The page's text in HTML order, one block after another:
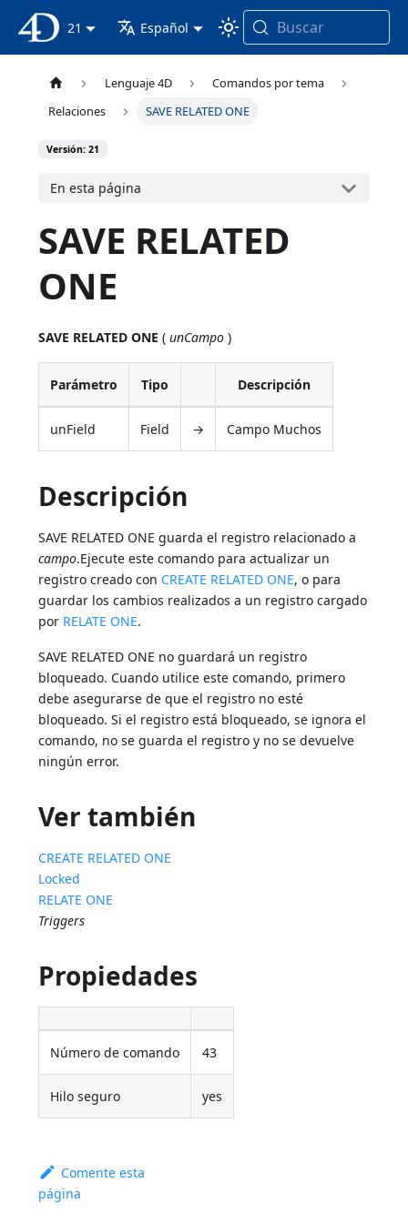
Documentación 4D
21 Español Buscar
Lenguaje 4D
Comandos por tema
Relaciones
SAVE RELATED ONE
Versión: 21
En esta página
SAVE RELATED
ONE
SAVE RELATED ONE (unCampo )
Parámetro Tipo Descripción
unField Field → Campo Muchos
Descripción
SAVE RELATED ONE guarda el registro relacionado a
campo.Ejecute este comando para actualizar un
registro creado con CREATE RELATED ONE, o para
guardar los cambios realizados a un registro cargado
por RELATE ONE.
SAVE RELATED ONE no guardará un registro
bloqueado. Cuando utilice este comando, primero
debe asegurarse de que el registro no esté
bloqueado. Si el registro está bloqueado, se ignora el
comando, no se guarda el registro y no se devuelve
ningún error.
Ver también
CREATE RELATED ONE
Locked
RELATE ONE
Triggers
Propiedades
Número de comando 43
Hilo seguro yes
Comente esta
página